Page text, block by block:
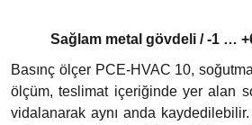
Sağlam metal gövdeli / -1 …
Basınç ölçer PCE-HVAC 10,
ölçüm, teslimat içeriğinde yer alan
vidalanarak aynı anda